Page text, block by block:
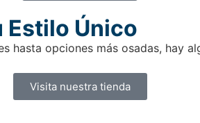
Estilo Único
opciones más osadas, hay
Visita nuestra tienda